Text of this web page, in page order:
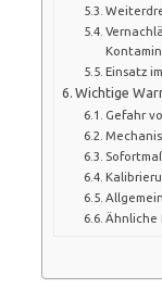
Einsatz
Wichtige
Gefahr
Ähnliche